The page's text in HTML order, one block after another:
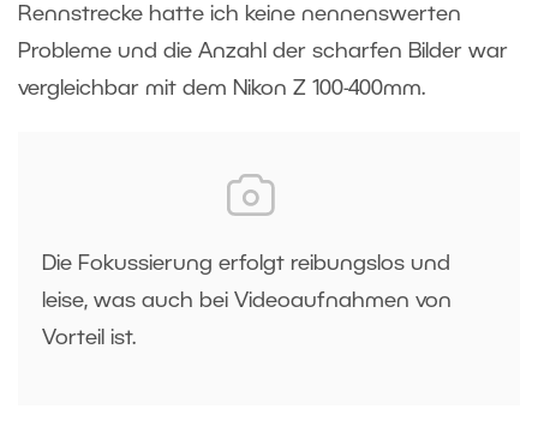
Rennstrecke hatte ich keine nennenswerten
Probleme und die Anzahl der scharfen Bilder war
vergleichbar mit dem Nikon Z 100-400mm.
Die Fokussierung erfolgt reibungslos und
leise, was auch bei Videoaufnahmen von
Vorteil ist.